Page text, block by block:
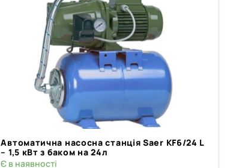
Автоматична насосна станція Saer KF6/24 L
– 1,5 кВт з баком на 24л
Є в наявності